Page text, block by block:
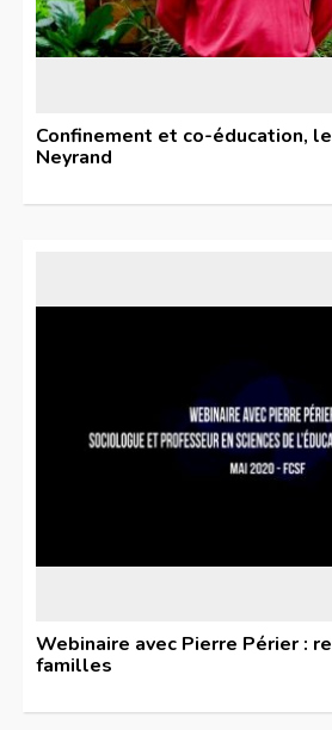
Confinement et co-éducation,
Neyrand
Webinaire avec Pierre Périer :
familles